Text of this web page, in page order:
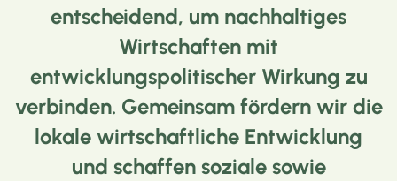
entscheidend, um nachhaltiges
Wirtschaften mit
entwicklungspolitischer Wirkung zu
verbinden. Gemeinsam fördern wir die
lokale wirtschaftliche Entwicklung
und schaffen soziale sowie